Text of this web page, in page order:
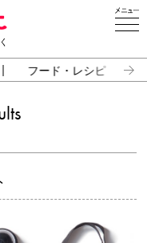
フード・レシピ